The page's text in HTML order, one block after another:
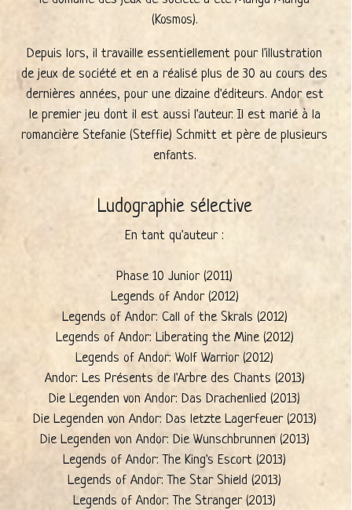
(Kosmos).
Depuis lors, il travaille essentiellement pour l'illustration
de jeux de société et en a réalisé plus de 30 au cours des
dernières années, pour une dizaine d'éditeurs. Andor est
le premier jeu dont il est aussi l'auteur. Il est marié à la
romancière Stefanie (Steffie) Schmitt et père de plusieurs
enfants.
Ludographie sélective
En tant qu'auteur :
Phase 10 Junior (2011)
Legends of Andor (2012)
Legends of Andor: Call of the Skrals (2012)
Legends of Andor: Liberating the Mine (2012)
Legends of Andor: Wolf Warrior (2012)
Andor: Les Présents de l'Arbre des Chants (2013)
Die Legenden von Andor: Das Drachenlied (2013)
Die Legenden von Andor: Das letzte Lagerfeuer (2013)
Die Legenden von Andor: Die Wunschbrunnen (2013)
Legends of Andor: The King's Escort (2013)
Legends of Andor: The Star Shield (2013)
Legends of Andor: The Stranger (2013)